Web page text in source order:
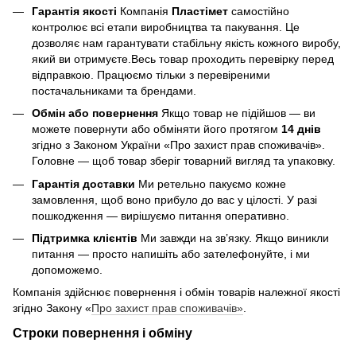
Гарантія якості Компанія Пластімет самостійно
контролює всі етапи виробництва та пакування. Це
дозволяє нам гарантувати стабільну якість кожного виробу,
який ви отримуєте.Весь товар проходить перевірку перед
відправкою. Працюємо тільки з перевіреними
постачальниками та брендами.
Обмін або повернення Якщо товар не підійшов — ви
можете повернути або обміняти його протягом 14 днів
згідно з Законом України «Про захист прав споживачів».
Головне — щоб товар зберіг товарний вигляд та упаковку.
Гарантія доставки Ми ретельно пакуємо кожне
замовлення, щоб воно прибуло до вас у цілості. У разі
пошкодження — вирішуємо питання оперативно.
Підтримка клієнтів Ми завжди на зв’язку. Якщо виникли
питання — просто напишіть або зателефонуйте, і ми
допоможемо.
Компанія здійснює повернення і обмін товарів належної якості
згідно Закону «Про захист прав споживачів».
Строки повернення і обміну